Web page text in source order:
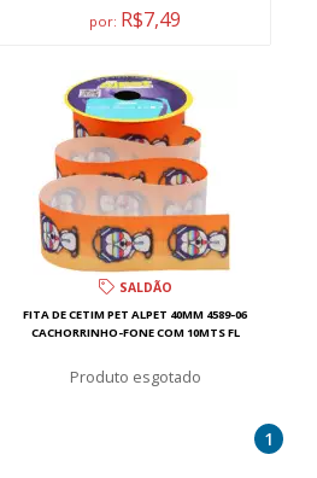
por: R$7,49
SALDÃO
FITA DE CETIM PET ALPET 40MM 4589-06
CACHORRINHO-FONE COM 10MTS FL
esgotado
1